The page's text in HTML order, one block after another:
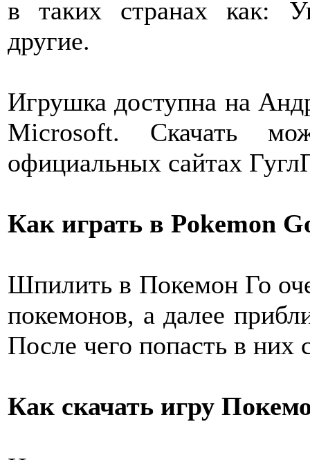
в таких странах как:
другие.
Игрушка доступна на
Microsoft. Скачать
официальных сайтах
Как играть в Pokemon
Шпилить в Покемон Го
покемонов, а далее
После чего попасть в
Как скачать игру